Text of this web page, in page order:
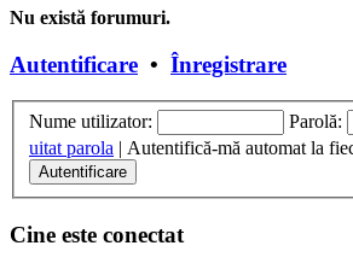
Nu există forumuri.
Autentificare • Înregistrare
Nume utilizator: Parolă:
uitat parola | Autentifică-mă automat la
Cine este conectat